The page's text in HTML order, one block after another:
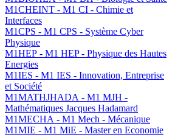
M1CHEINT - M1 CI - Chimie et
Interfaces
M1CPS - M1 CPS - Système Cyber
Physique
M1HEP - M1 HEP - Physique des Hautes
Energies
M1IES - M1 IES - Innovation, Entreprise
et Société
M1MATHJHADA - M1 MJH -
Mathématiques Jacques Hadamard
M1MECHA - M1 Mech - Mécanique
M1MIE - M1 MiE - Master en Economie